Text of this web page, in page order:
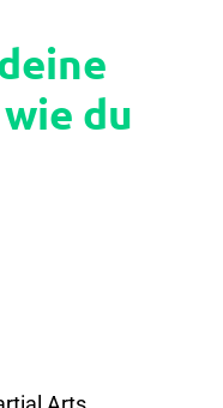
du